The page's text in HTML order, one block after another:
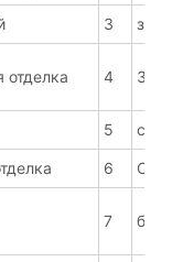
3
отделка 4
5
6
7